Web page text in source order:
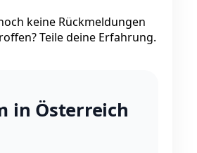
keine Rückmeldungen
Teile deine Erfahrung.
in Österreich